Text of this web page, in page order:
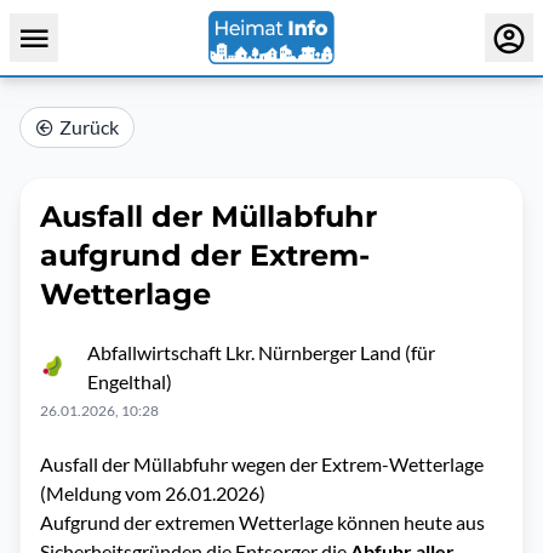
Zurück
Ausfall der Müllabfuhr
aufgrund der Extrem-
Wetterlage
Abfallwirtschaft Lkr. Nürnberger Land (für
Engelthal)
26.01.2026, 10:28
Ausfall der Müllabfuhr wegen der Extrem-Wetterlage
(Meldung vom 26.01.2026)
Aufgrund der extremen Wetterlage können heute aus